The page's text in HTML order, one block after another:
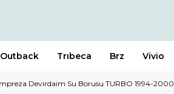
Outback Trıbeca Brz Vivio
Devirdaim Su Borusu TURBO 1994-2000